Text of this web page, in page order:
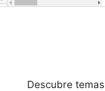
Descubre temas